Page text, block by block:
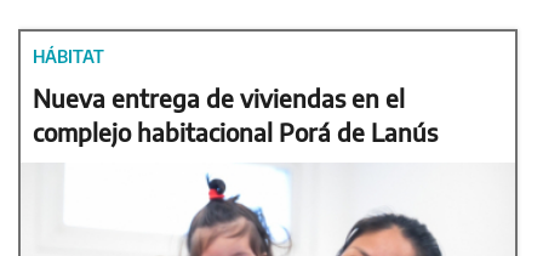
HÁBITAT
Nueva entrega de viviendas en el
complejo habitacional Porá de Lanús